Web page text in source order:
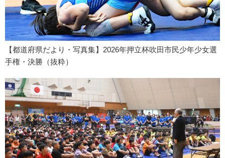
【都道府県だより・写真集】2026年押立杯吹田市民少年少女選
手権・決勝（抜粋）